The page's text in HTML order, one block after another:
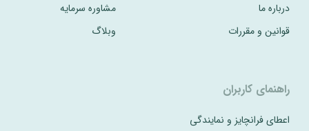
درباره ما
قوانین و مقررات
مشاوره سرمایه
وبلاگ
راهنمای کاربران
اعطای فرانچایز و نمایندگی